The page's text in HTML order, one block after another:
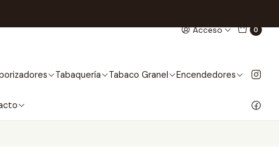
Acceso 0
Tabaquería Tabaco Granel Encendedores